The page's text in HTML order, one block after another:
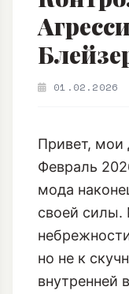
Привет, мои
Февраль
мода
но не к
внутренней
раньше
через
цепи, то
нечто куда